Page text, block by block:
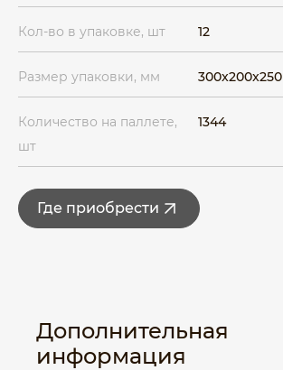
Кол-во в упаковке, шт 12
Размер упаковки, мм 300x200x250
Количество на паллете,
шт
1344
Где приобрести
Дополнительная
информация